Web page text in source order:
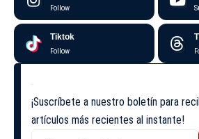
Follow
Tiktok
Follow
¡Suscríbete a nuestro boletín para
artículos más recientes al instante!